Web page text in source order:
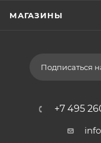
МАГАЗИНЫ
Подписаться
+7 495